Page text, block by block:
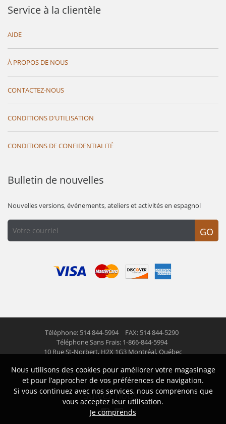
Service à la clientèle
AIDE
À PROPOS DE NOUS
CONTACTEZ-NOUS
CONDITIONS D'UTILISATION
CONDITIONS DE CONFIDENTIALITÉ
Bulletin de nouvelles
Nouvelles versions, événements, ateliers et activités en espagnol
GO
Téléphone: 514 844-5994
FAX: 514 844-5290
Téléphone Sans Frais: 1-866-844-5994
10 Rue St-Norbert, H2X 1G3 Montréal, Québec
© 2026 Las Americas inc. Tous droits réservés
Suivez nous
Nous utilisons des cookies pour améliorer votre magasinage
et pour l’approcher de vos préférences de navigation.
Si vous continuez avec nos services, nous comprenons que
vous acceptez leur utilisation.
Je comprends